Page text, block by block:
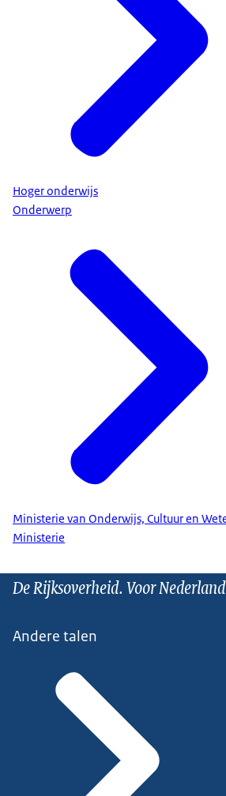
Hoger onderwijs
Onderwerp
Ministerie van Onderwijs, Cultuur en
Ministerie
De Rijksoverheid. Voor Nederland
Andere talen